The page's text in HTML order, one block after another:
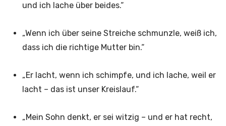
und ich lache über beides.“
„Wenn ich über seine Streiche schmunzle, weiß ich,
dass ich die richtige Mutter bin.“
„Er lacht, wenn ich schimpfe, und ich lache, weil er
lacht – das ist unser Kreislauf.“
„Mein Sohn denkt, er sei witzig – und er hat recht,